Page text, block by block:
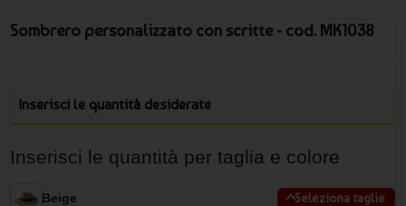
Sombrero personalizzato con scritte - cod. MK1038
Inserisci le quantità desiderate
Inserisci le quantità per taglia e colore
Beige Seleziona taglie